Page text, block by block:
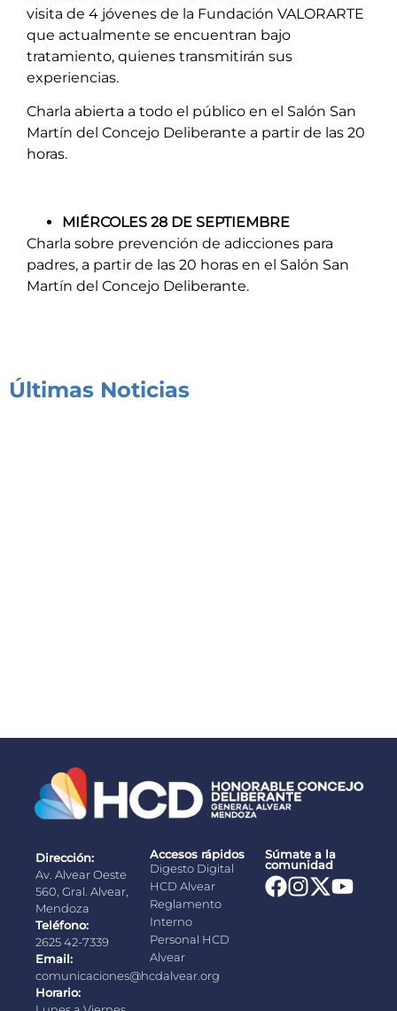
visita de 4 jóvenes de la Fundación VALORARTE
que actualmente se encuentran bajo
tratamiento, quienes transmitirán sus
experiencias.
Charla abierta a todo el público en el Salón San
Martín del Concejo Deliberante a partir de las 20
horas.
MIÉRCOLES 28 DE SEPTIEMBRE
Charla sobre prevención de adicciones para
padres, a partir de las 20 horas en el Salón San
Martín del Concejo Deliberante.
Últimas Noticias
Dirección:
Av. Alvear Oeste
560, Gral. Alvear,
Mendoza
Teléfono:
2625 42-7339
Email:
comunicaciones@hcdalvear.org
Horario:
Accesos rápidos
Digesto Digital
HCD Alvear
Reglamento
Interno
Personal HCD
Alvear
Súmate a la
comunidad